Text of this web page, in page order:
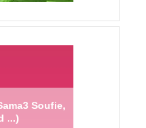
Soufie,
...)